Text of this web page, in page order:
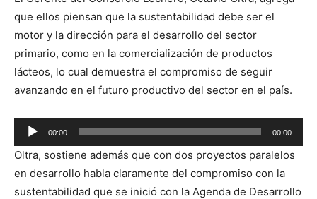
audio
que ellos piensan que la sustentabilidad debe ser el
motor y la dirección para el desarrollo del sector
primario, como en la comercialización de productos
lácteos, lo cual demuestra el compromiso de seguir
avanzando en el futuro productivo del sector en el país.
Reproductor
de
audio
00:00 00:00
Oltra, sostiene además que con dos proyectos paralelos
en desarrollo habla claramente del compromiso con la
sustentabilidad que se inició con la Agenda de Desarrollo